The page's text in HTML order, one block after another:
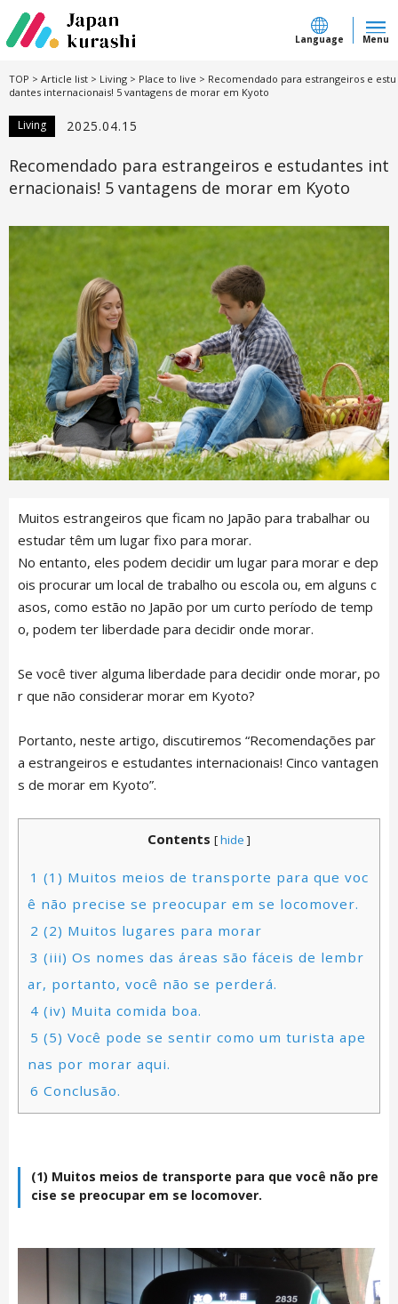
Language Menu
TOP > Article list > Living > Place to live > Recomendado para estrangeiros e estu
dantes internacionais! 5 vantagens de morar em Kyoto
Living 2025.04.15
Recomendado para estrangeiros e estudantes int
ernacionais! 5 vantagens de morar em Kyoto
Muitos estrangeiros que ficam no Japão para trabalhar ou
estudar têm um lugar fixo para morar.
No entanto, eles podem decidir um lugar para morar e dep
ois procurar um local de trabalho ou escola ou, em alguns c
asos, como estão no Japão por um curto período de temp
o, podem ter liberdade para decidir onde morar.
Se você tiver alguma liberdade para decidir onde morar, po
r que não considerar morar em Kyoto?
Portanto, neste artigo, discutiremos “Recomendações par
a estrangeiros e estudantes internacionais! Cinco vantagen
s de morar em Kyoto”.
Contents [hide ]
1 (1) Muitos meios de transporte para que voc
ê não precise se preocupar em se locomover.
2 (2) Muitos lugares para morar
3 (iii) Os nomes das áreas são fáceis de lembr
ar, portanto, você não se perderá.
4 (iv) Muita comida boa.
5 (5) Você pode se sentir como um turista ape
nas por morar aqui.
6 Conclusão.
(1) Muitos meios de transporte para que você não pre
cise se preocupar em se locomover.